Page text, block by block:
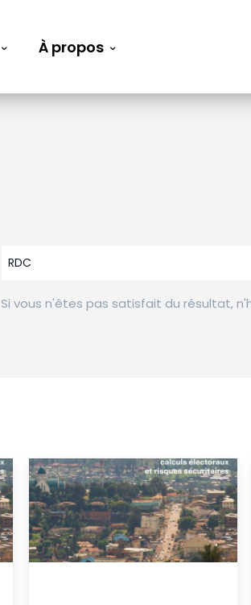
À propos
Si vous n'êtes pas satisfait du résultat,